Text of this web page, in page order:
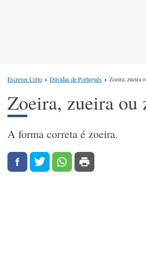
Escrever Certo Dúvidas de Português Zoeira, zueira
Zoeira, zueira ou
A forma correta é zoeira.